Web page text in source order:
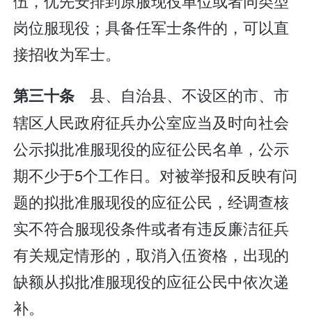
岗位服现役；具备任军士条件的，可以直
接招收为军士。
第三十条 县、自治县、不设区的市、市
辖区人民政府征兵办公室应当及时向社会
公示拟批准服现役的应征公民名单，公示
期不少于5个工作日。对被举报和反映有问
题的拟批准服现役的应征公民，经调查核
实不符合服现役条件或者有违反廉洁征兵
有关规定情形的，取消入伍资格，出现的
缺额从拟批准服现役的应征公民中依次递
补。